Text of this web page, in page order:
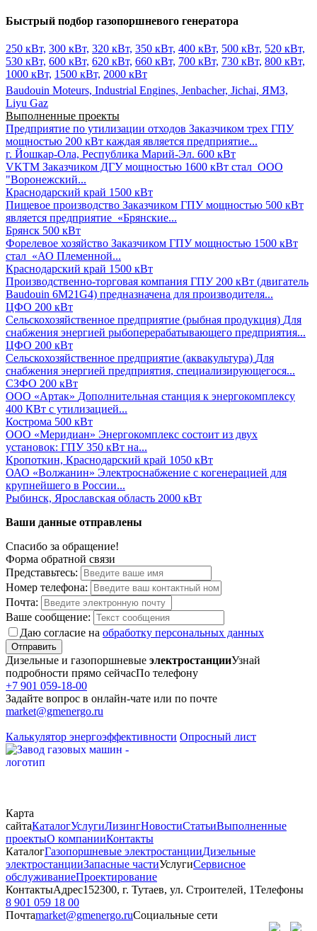
Быстрый подбор газопоршневого генератора
250 кВт, 300 кВт, 320 кВт, 350 кВт, 400 кВт, 500 кВт, 520 кВт,
530 кВт, 600 кВт, 620 кВт, 660 кВт, 700 кВт, 730 кВт, 800 кВт,
1000 кВт, 1500 кВт, 2000 кВт
Baudouin Moteurs, Industrial Engines, Jenbacher, Jichai, ЯМЗ,
Liyu Gaz
Выполненные проекты
Предприятие по утилизации отходов Заказчиком трех ГПУ
мощностью 200 кВт каждая является предприятие...
г. Йошкар-Ола, Республика Марий-Эл. 600 кВт
VKTM Заказчиком ДГУ мощностью 1600 кВт стал ООО
"Воронежский...
Краснодарский край 1500 кВт
Пищевое производство Заказчиком ГПУ мощностью 500 кВт
является предприятие «Брянские...
Брянск 500 кВт
Форелевое хозяйство Заказчиком ГПУ мощностью 1500 кВт
стал «АО Племенной...
Краснодарский край 1500 кВт
Производственно-торговая компания ГПУ 200 кВт (двигатель
Baudouin 6M21G4) предназначена для производителя...
ЦФО 200 кВт
Сельскохозяйственное предприятие (рыбная продукция) Для
снабжения энергией рыбоперерабатывающего предприятия...
ЦФО 200 кВт
Сельскохозяйственное предприятие (аквакультура) Для
снабжения энергией предприятия, специализирующегося...
СЗФО 200 кВт
ООО «Артак» Дополнительная станция к энергокомплексу
400 КВт с утилизацией...
Кострома 500 кВт
ООО «Меридиан» Энергокомплекс состоит из двух
установок: ГПУ 350 кВт на...
Кропоткин, Краснодарский край 1050 кВт
ОАО «Волжанин» Электроснабжение с когенерацией для
крупнейшего в России...
Рыбинск, Ярославская область 2000 кВт
Ваши данные отправлены
Спасибо за обращение!
Форма обратной связи
Представьтесь:
Номер телефона:
Почта:
Ваше сообщение:
Даю согласие на обработку персональных данных
Отправить
Дизельные и газопоршневые электростанцииУзнай
подробности прямо сейчасПо телефону
+7 901 059-18-00
Задайте вопрос в онлайн-чате или по почте
market@gmenergo.ru
Калькулятор энергоэффективности Опросный лист
Карта
сайтаКаталогУслугиЛизингНовостиСтатьиВыполненные
проектыО компанииКонтакты
КаталогГазопоршневые электростанцииДизельные
электростанцииЗапасные частиУслугиСервисное
обслуживаниеПроектирование
КонтактыАдрес152300, г. Тутаев, ул. Строителей, 1Телефоны
8 901 059 18 00
Почтаmarket@gmenergo.ruСоциальные сети